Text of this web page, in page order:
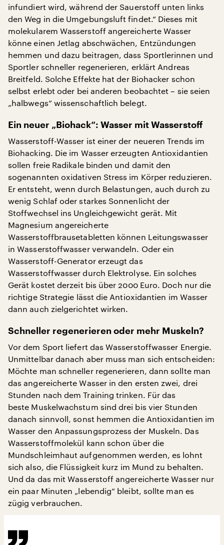
infundiert wird, während der Sauerstoff unten links
den Weg in die Umgebungsluft findet.“ Dieses mit
molekularem Wasserstoff angereicherte Wasser
könne einen Jetlag abschwächen, Entzündungen
hemmen und dazu beitragen, dass Sportlerinnen und
Sportler schneller regenerieren, erklärt Andreas
Breitfeld. Solche Effekte hat der Biohacker schon
selbst erlebt oder bei anderen beobachtet – sie seien
„halbwegs“ wissenschaftlich belegt.
Ein neuer „Biohack“: Wasser mit Wasserstoff
Wasserstoff-Wasser ist einer der neueren Trends im
Biohacking. Die im Wasser erzeugten Antioxidantien
sollen freie Radikale binden und damit den
sogenannten oxidativen Stress im Körper reduzieren.
Er entsteht, wenn durch Belastungen, auch durch zu
wenig Schlaf oder starkes Sonnenlicht der
Stoffwechsel ins Ungleichgewicht gerät. Mit
Magnesium angereicherte
Wasserstoffbrausetabletten können Leitungswasser
in Wasserstoffwasser verwandeln. Oder ein
Wasserstoff-Generator erzeugt das
Wasserstoffwasser durch Elektrolyse. Ein solches
Gerät kostet derzeit bis über 2000 Euro. Doch nur die
richtige Strategie lässt die Antioxidantien im Wasser
dann auch zielgerichtet wirken.
Schneller regenerieren oder mehr Muskeln?
Vor dem Sport liefert das Wasserstoffwasser Energie.
Unmittelbar danach aber muss man sich entscheiden:
Möchte man schneller regenerieren, dann sollte man
das angereicherte Wasser in den ersten zwei, drei
Stunden nach dem Training trinken. Für das
beste Muskelwachstum sind drei bis vier Stunden
danach sinnvoll, sonst hemmen die Antioxidantien im
Wasser den Anpassungsprozess der Muskeln. Das
Wasserstoffmolekül kann schon über die
Mundschleimhaut aufgenommen werden, es lohnt
sich also, die Flüssigkeit kurz im Mund zu behalten.
Und da das mit Wasserstoff angereicherte Wasser nur
ein paar Minuten „lebendig“ bleibt, sollte man es
zügig verbrauchen.